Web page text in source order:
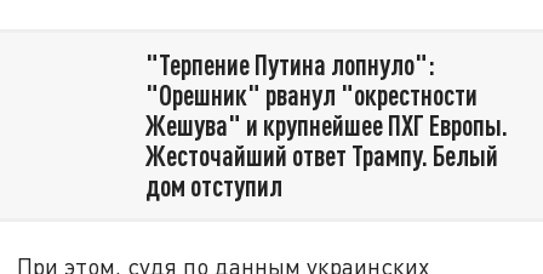
"Терпение Путина лопнуло":
"Орешник" рванул "окрестности
Жешува" и крупнейшее ПХГ Европы.
Жесточайший ответ Трампу. Белый
дом отступил
При этом, судя по данным украинских